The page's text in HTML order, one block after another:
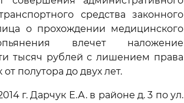
средства законного
о прохождении медицинского
влечет наложение
тысяч рублей с лишением права
полутора до двух лет.
г. Дарчук Е.А. в районе д. 3 по ул.